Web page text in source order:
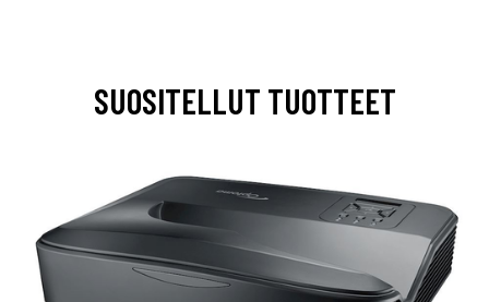
SUOSITELLUT TUOTTEET